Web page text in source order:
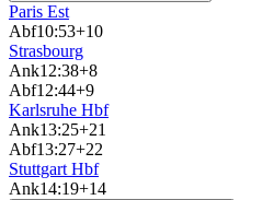
Paris Est
Abf10:53+10
Strasbourg
Ank12:38+8
Abf12:44+9
Karlsruhe Hbf
Ank13:25+21
Abf13:27+22
Stuttgart Hbf
Ank14:19+14